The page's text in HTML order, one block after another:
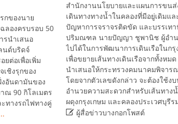
กของนาย
ลองครบรอบ 50
รนำเสนอ
นด์บริดจ์
ยต่อเพื่อเพิ่ม
เชิงรุกของ
งอันดามันของ
ณ 90 กิโลเมตร
ทางรถไฟทางคู่
สำนักงานนโยบายและแผนการขน
เดินทางทางน้ำในคลองที่มีอยู่เดิมแ
ปัญหาการจราจรติดขัด และบรรเท
ปริมณฑล นายปัญญา ชูพานิช ผู้อำน
ไปได้ในการพัฒนาการเดินเรือใน
เพื่อขยายเส้นทางเดินเรือจากทั้งหม
นำเสนอให้กระทรวงคมนาคมพิจา
โดยจากตัวเลขดังกล่าว จะต้องใช้
อำนวยความสะดวกสำหรับเส้นทาง
ผดุงกรุงเกษม และคลองประเวศบุรี
 ผู้สื่อข่าวบางกอกโพสต์